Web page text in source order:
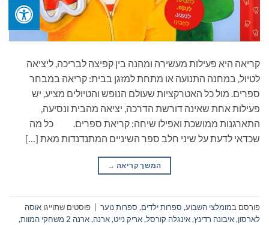
קריאה היא פעילות מעשירה ומהנה בין קפיצה לבריכה, ליציאה
לטיול, במחנה התנועה או מתחת למזגן בבית: קריאה במבחר
ספרים. מול כל האטרקציות שעולם הנופש והטיולים מציע, יש
פעילות אחת שאינה דורשת הדרכה, יציאה מהבית ונסיעה,
התארגנות ממושכת ואפילו שיחה: קריאת ספרים. כל מה
שכדאי לדעת על שיני חלב ספר השיניים המתנדנדות מאת […]
המשך קריאה →
פורסם במומלצי השבוע, ספרות ילדים, ספרות נוער | פוסטים שתוייגו אוסה
לארסון,איבונה רדינץ,אינגלה קורסל,אריק נייט,ארנה,ארנה 2 משחקי המוות
,